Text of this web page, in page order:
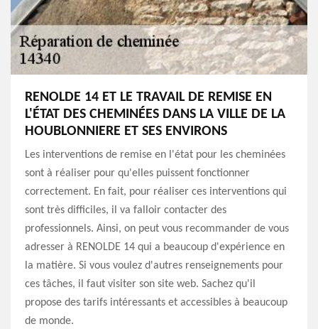
RENOLDE 14 ET LE TRAVAIL DE REMISE EN
L'ÉTAT DES CHEMINÉES DANS LA VILLE DE LA
HOUBLONNIERE ET SES ENVIRONS
Les interventions de remise en l'état pour les cheminées
sont à réaliser pour qu'elles puissent fonctionner
correctement. En fait, pour réaliser ces interventions qui
sont très difficiles, il va falloir contacter des
professionnels. Ainsi, on peut vous recommander de vous
adresser à RENOLDE 14 qui a beaucoup d'expérience en
la matière. Si vous voulez d'autres renseignements pour
ces tâches, il faut visiter son site web. Sachez qu'il
propose des tarifs intéressants et accessibles à beaucoup
de monde.